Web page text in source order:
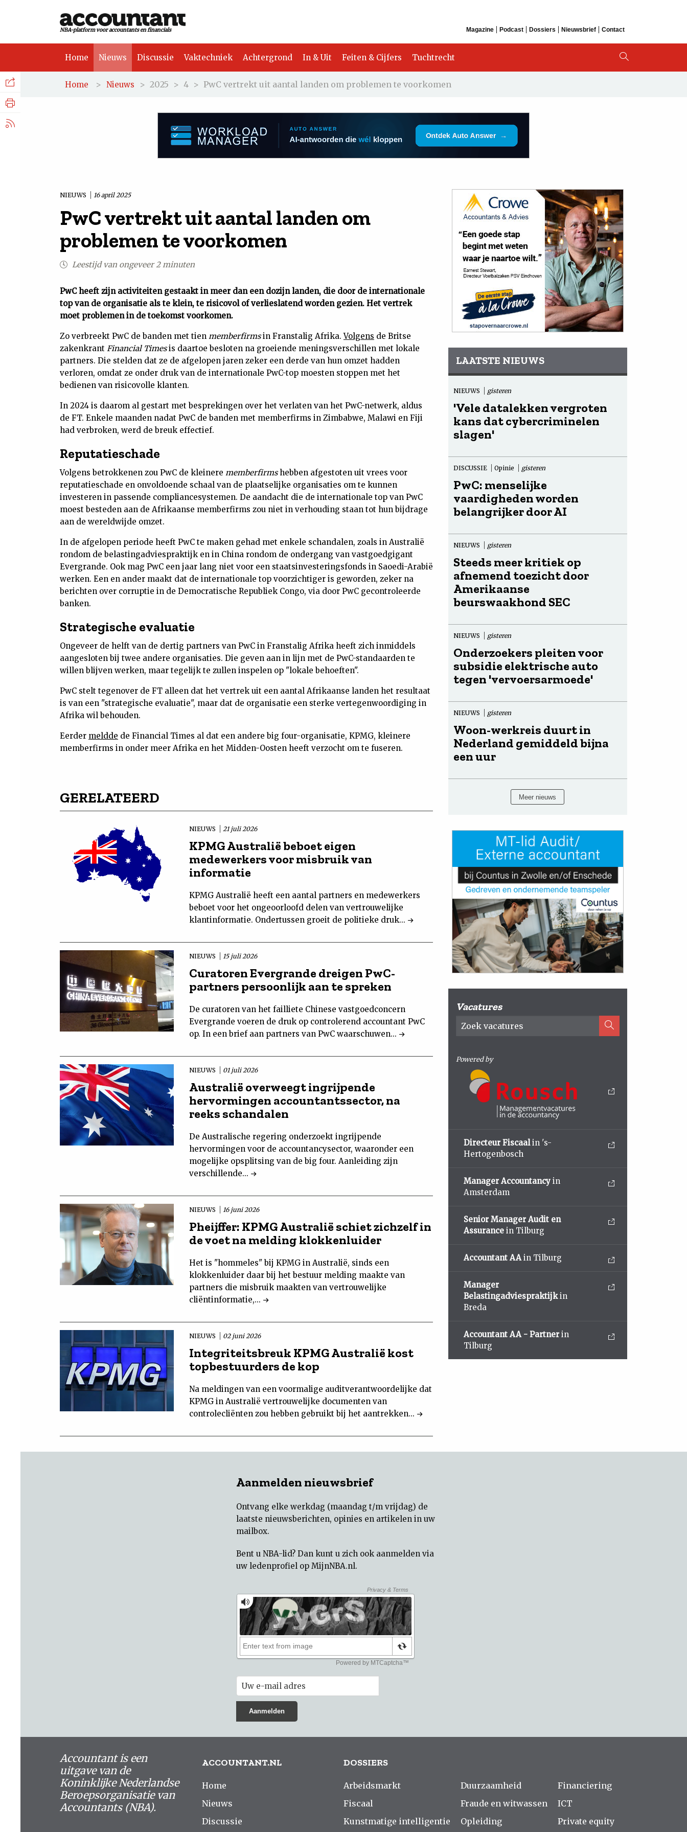
NBA-platform voor accountants en financials Magazine Podcast Dossiers Nieuwsbrief Contact
Home Nieuws Discussie Vaktechniek Achtergrond In & Uit Feiten & Cijfers Tuchtrecht
Home > Nieuws > 2025 > 4 > PwC vertrekt uit aantal landen om problemen te voorkomen
NIEUWS 16 april 2025
PwC vertrekt uit aantal landen om
problemen te voorkomen
Leestijd van ongeveer 2 minuten
PwC heeft zijn activiteiten gestaakt in meer dan een dozijn landen, die door de internationale
top van de organisatie als te klein, te risicovol of verlieslatend worden gezien. Het vertrek
moet problemen in de toekomst voorkomen.
Zo verbreekt PwC de banden met tien memberfirmsin Franstalig Afrika.Volgens de Britse
zakenkrant Financial Timesis daartoe besloten na groeiende meningsverschillen met lokale
partners. Die stelden dat ze de afgelopen jaren zeker een derde van hun omzet hadden
verloren, omdat ze onder druk van de internationale PwC-top moesten stoppen met het
bedienen van risicovolle klanten.
In 2024 is daarom al gestart met besprekingen over het verlaten van het PwC-netwerk, aldus
de FT. Enkele maanden nadat PwC de banden met memberfirms in Zimbabwe, Malawi en Fiji
had verbroken, werd de breuk effectief.
Reputatieschade
Volgens betrokkenen zou PwC de kleinere memberfirmshebben afgestoten uit vrees voor
reputatieschade en onvoldoende schaal van de plaatselijke organisaties om te kunnen
investeren in passende compliancesystemen. De aandacht die de internationale top van PwC
moest besteden aan de Afrikaanse memberfirms zou niet in verhouding staan tot hun bijdrage
aan de wereldwijde omzet.
In de afgelopen periode heeft PwC te maken gehad met enkele schandalen, zoals in Australië
rondom de belastingadviespraktijk en in China rondom de ondergang van vastgoedgigant
Evergrande. Ook mag PwC een jaar lang niet voor een staatsinvesteringsfonds in Saoedi-Arabië
werken. Een en ander maakt dat de internationale top voorzichtiger is geworden, zeker na
berichten over corruptie in de Democratische Republiek Congo, via door PwC gecontroleerde
banken.
Strategische evaluatie
Ongeveer de helft van de dertig partners van PwC in Franstalig Afrika heeft zich inmiddels
aangesloten bij twee andere organisaties. Die geven aan in lijn met de PwC-standaarden te
willen blijven werken, maar tegelijk te zullen inspelen op "lokale behoeften".
PwC stelt tegenover de FT alleen dat het vertrek uit een aantal Afrikaanse landen het resultaat
is van een "strategische evaluatie", maar dat de organisatie een sterke vertegenwoordiging in
Afrika wil behouden.
Eerder meldde de Financial Times al dat een andere big four-organisatie, KPMG, kleinere
memberfirms in onder meer Afrika en het Midden-Oosten heeft verzocht om te fuseren.
GERELATEERD
NIEUWS 21 juli 2026
KPMG Australië beboet eigen
medewerkers voor misbruik van
informatie
KPMG Australië heeft een aantal partners en medewerkers
beboet voor het ongeoorloofd delen van vertrouwelijke
klantinformatie. Ondertussen groeit de politieke druk...
NIEUWS 15 juli 2026
Curatoren Evergrande dreigen PwC-
partners persoonlijk aan te spreken
De curatoren van het failliete Chinese vastgoedconcern
Evergrande voeren de druk op controlerend accountant PwC
op. In een brief aan partners van PwC waarschuwen...
NIEUWS 01 juli 2026
Australië overweegt ingrijpende
hervormingen accountantssector, na
reeks schandalen
De Australische regering onderzoekt ingrijpende
hervormingen voor de accountancysector, waaronder een
mogelijke opsplitsing van de big four. Aanleiding zijn
verschillende...
NIEUWS 16 juni 2026
Pheijffer: KPMG Australië schiet zichzelf in
de voet na melding klokkenluider
Het is "hommeles" bij KPMG in Australië, sinds een
klokkenluider daar bij het bestuur melding maakte van
partners die misbruik maakten van vertrouwelijke
cliëntinformatie,...
NIEUWS 02 juni 2026
Integriteitsbreuk KPMG Australië kost
topbestuurders de kop
Na meldingen van een voormalige auditverantwoordelijke dat
KPMG in Australië vertrouwelijke documenten van
controlecliënten zou hebben gebruikt bij het aantrekken...
LAATSTE NIEUWS
NIEUWS gisteren
'Vele datalekken vergroten
kans dat cybercriminelen
slagen'
DISCUSSIE Opinie gisteren
PwC: menselijke
vaardigheden worden
belangrijker door AI
NIEUWS gisteren
Steeds meer kritiek op
afnemend toezicht door
Amerikaanse
beurswaakhond SEC
NIEUWS gisteren
Onderzoekers pleiten voor
subsidie elektrische auto
tegen 'vervoersarmoede'
NIEUWS gisteren
Woon-werkreis duurt in
Nederland gemiddeld bijna
een uur
Meer nieuws
Vacatures
Powered by
Directeur Fiscaalin 's-
Hertogenbosch
Manager Accountancy in
Amsterdam
Senior Manager Audit en
Assurance in Tilburg
Accountant AAin Tilburg
Manager
Belastingadviespraktijkin
Breda
Accountant AA - Partner in
Tilburg
Facebook
Nieuws
Aanmelden nieuwsbrief
Ontvang elke werkdag (maandag t/m vrijdag) de
laatste nieuwsberichten, opinies en artikelen in uw
mailbox.
Bent u NBA-lid? Dan kunt u zich ook aanmelden via
uw ledenprofiel op MijnNBA.nl.
Accountant is een
uitgave van de
Koninklijke Nederlandse
Beroepsorganisatie van
Accountants (NBA).
ACCOUNTANT.NL
Home
Nieuws
Discussie
DOSSIERS
Arbeidsmarkt
Fiscaal
Kunstmatige intelligentie
Duurzaamheid
Fraude en witwassen
Opleiding
Financiering
ICT
Private equity